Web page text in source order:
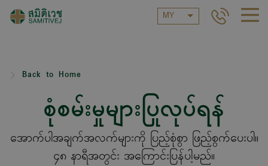
MY
Back to Home
စုံစမ်းမှုများပြုလုပ်ရန်
အောက်ပါအချက်အလက်များကို ပြည့်စုံစွာ ဖြည့်စွက်ပေးပါ။
၄၈ နာရီအတွင်း အကြောင်းပြန်ပါ့မည်။